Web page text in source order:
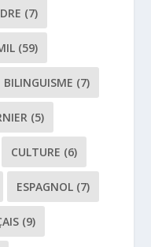
(7)
(59)
BILINGUISME (7)
(5)
CULTURE (6)
ESPAGNOL (7)
(9)